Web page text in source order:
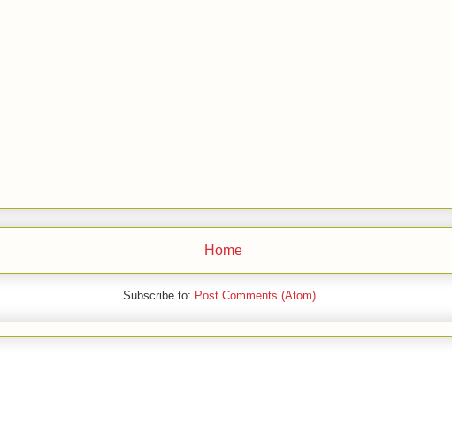
Home
Subscribe to: Post Comments (Atom)